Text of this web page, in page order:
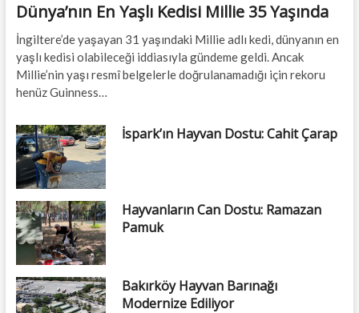
Dünya’nın En Yaşlı Kedisi Millie 35 Yaşında
İngiltere’de yaşayan 31 yaşındaki Millie adlı kedi, dünyanın en
yaşlı kedisi olabileceği iddiasıyla gündeme geldi. Ancak
Millie’nin yaşı resmî belgelerle doğrulanamadığı için rekoru
henüz Guinness…
İspark’ın Hayvan Dostu: Cahit Çarap
Hayvanların Can Dostu: Ramazan
Pamuk
Bakırköy Hayvan Barınağı
Modernize Ediliyor